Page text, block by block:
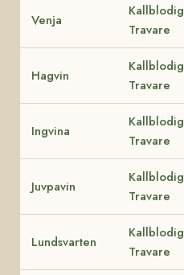
Venja
Kallblodig
Travare
Hagvin
Kallblodig
Travare
Ingvina
Kallblodig
Travare
Juvpavin
Kallblodig
Travare
Lundsvarten
Kallblodig
Travare